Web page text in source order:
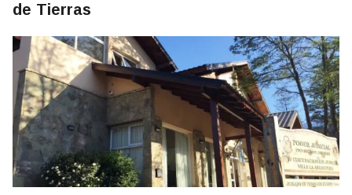
de Tierras